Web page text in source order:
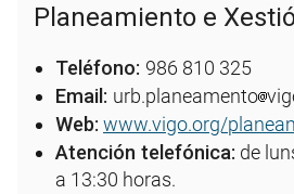
Planeamiento e
Teléfono: 986 810 325
Email: urb.planeamento
Web: www.vigo.org/
Atención telefónica: de
a 13:30 horas.